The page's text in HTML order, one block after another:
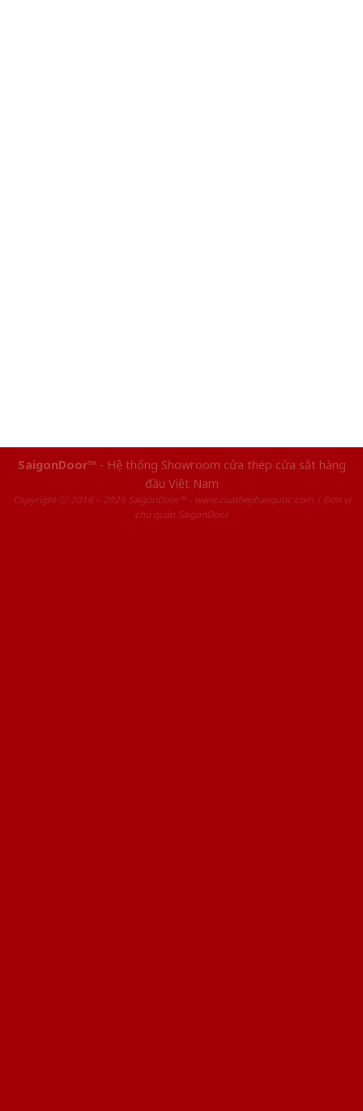
SaigonDoor™ - Hệ thống Showroom cửa thép cửa sắt hàng
đầu Việt Nam
Copyright ⓒ 2016 – 2026 SaigonDoor™ - www.cuathephanquoc.com | Đơn vị
chủ quản SaigonDoor